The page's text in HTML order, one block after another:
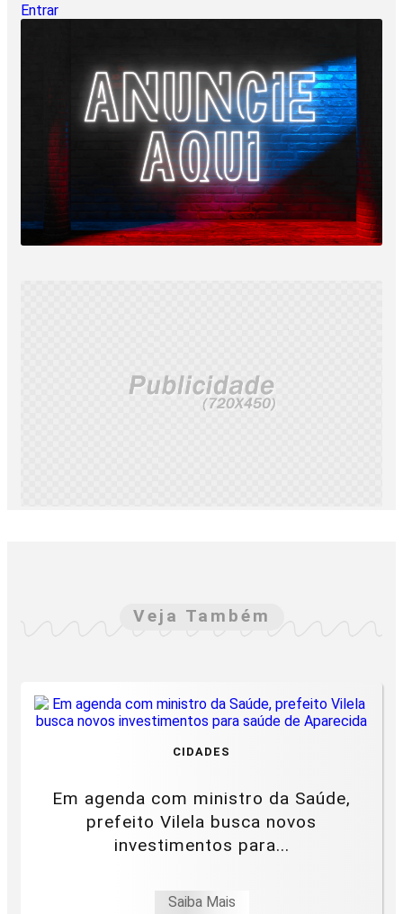
Entrar
Veja Também
CIDADES
Em agenda com ministro da Saúde,
prefeito Vilela busca novos
investimentos para...
Saiba Mais